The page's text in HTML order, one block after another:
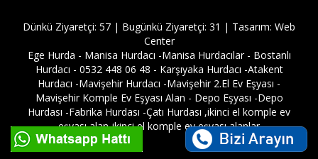
Dünkü Ziyaretçi: 57 | Bugünkü Ziyaretçi: 31 | Tasarım: Web
Center
Ege Hurda - Manisa Hurdacı -Manisa Hurdacılar - Bostanlı
Hurdacı - 0532 448 06 48 - Karşıyaka Hurdacı -Atakent
Hurdacı -Mavişehir Hurdacı -Mavişehir 2.El Ev Eşyası -
Mavişehir Komple Ev Eşyası Alan - Depo Eşyası -Depo
Hurdası -Fabrika Hurdası -Çatı Hurdası ,ikinci el komple ev
eşyası alan-ikinci el komple ev eşyası alanlar